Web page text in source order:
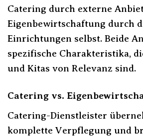
Catering durch externe
Eigenbewirtschaftung durch
Einrichtungen selbst. Beide
spezifische Charakteristika,
und Kitas von Relevanz sind.
Catering vs.
Catering-Dienstleister
komplette Verpflegung und